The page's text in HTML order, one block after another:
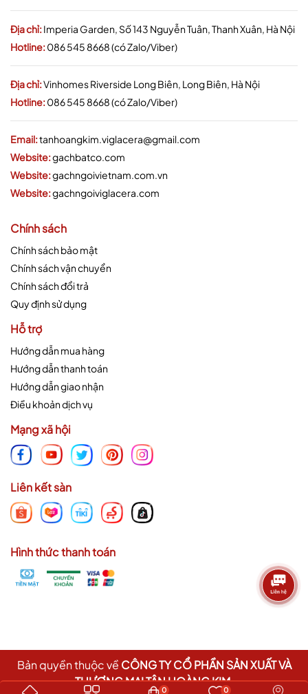
Địa chỉ:Imperia Garden, Số 143 Nguyễn Tuân, Thanh Xuân, Hà Nội
Hotline:086 545 8668 (có Zalo/Viber)
Địa chỉ:Vinhomes Riverside Long Biên, Long Biên, Hà Nội
Hotline:086 545 8668 (có Zalo/Viber)
Email:tanhoangkim.viglacera@gmail.com
Website:gachbatco.com
Website:gachngoivietnam.com.vn
Website:gachngoiviglacera.com
Chính sách
Chính sách bảo mật
Chính sách vận chuyển
Chính sách đổi trả
Quy định sử dụng
Hỗ trợ
Hướng dẫn mua hàng
Hướng dẫn thanh toán
Hướng dẫn giao nhận
Điều khoản dịch vụ
Mạng xã hội
Liên kết sàn
Hình thức thanh toán
Bản quyền thuộc về CÔNG TY CỔ PHẦN SẢN XUẤT VÀ
THƯƠNG MẠI TÂN HOÀNG KIM.
0 0